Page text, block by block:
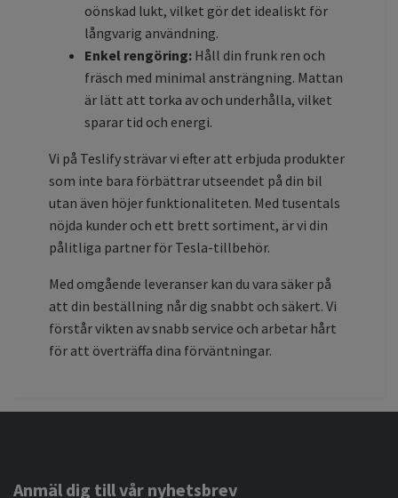
oönskad lukt, vilket gör det idealiskt för
långvarig användning.
Enkel rengöring: Håll din frunk ren och
fräsch med minimal ansträngning. Mattan
är lätt att torka av och underhålla, vilket
sparar tid och energi.
Vi på Teslify strävar vi efter att erbjuda produkter
som inte bara förbättrar utseendet på din bil
utan även höjer funktionaliteten. Med tusentals
nöjda kunder och ett brett sortiment, är vi din
pålitliga partner för Tesla-tillbehör.
Med omgående leveranser kan du vara säker på
att din beställning når dig snabbt och säkert. Vi
förstår vikten av snabb service och arbetar hårt
för att överträffa dina förväntningar.
Anmäl dig till vår nyhetsbrev